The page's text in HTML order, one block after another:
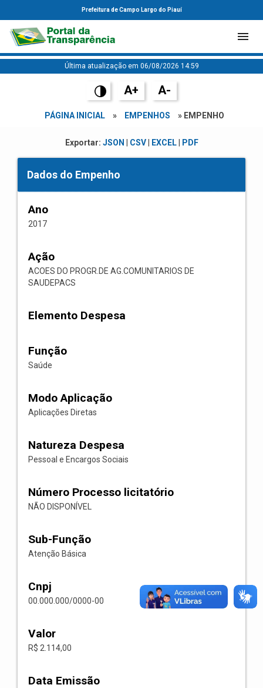
Prefeitura de Campo Largo do Piauí
Última atualização em 06/08/2026 14:59
A+ A-
PÁGINA INICIAL » EMPENHOS » EMPENHO
Exportar: JSON CSV| EXCEL| PDF
Dados do Empenho
Ano
2017
Ação
ACOES DO PROGR.DE AG.COMUNITARIOS DE
SAUDEPACS
Elemento Despesa
Função
Saúde
Modo Aplicação
Aplicações Diretas
Natureza Despesa
Pessoal e Encargos Sociais
Número Processo licitatório
NÃO DISPONÍVEL
Sub-Função
Atenção Básica
Cnpj
00.000.000/0000-00
Valor
R$ 2.114,00
Data Emissão